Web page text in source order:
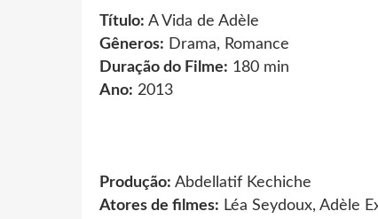
Título: A Vida de Adèle
Gêneros: Drama, Romance
Duração do Filme: 180 min
Ano: 2013
Produção: Abdellatif Kechiche
Atores de filmes: Léa Seydoux, Adèle